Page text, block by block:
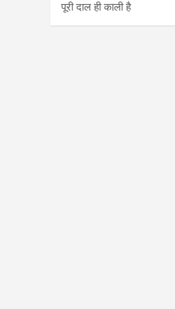
पूरी दाल ही काली है